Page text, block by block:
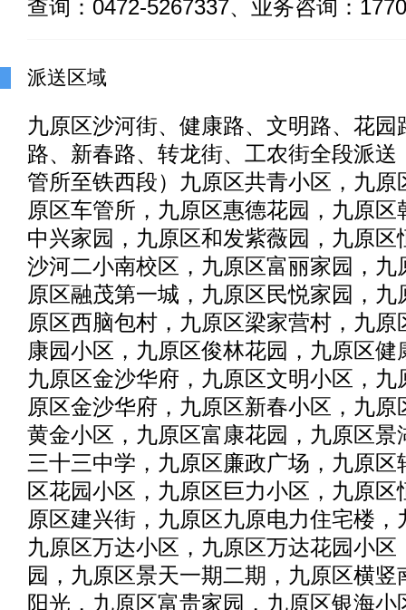
查询：0472-5267337、业务咨询：
派送区域
九原区沙河街、健康路、文明路、花园
路、新春路、转龙街、工农街全段派送
管所至铁西段）九原区共青小区，九原
原区车管所，九原区惠德花园，九原
中兴家园，九原区和发紫薇园，九原区
沙河二小南校区，九原区富丽家园，九
原区融茂第一城，九原区民悦家园，
原区西脑包村，九原区梁家营村，九
康园小区，九原区俊林花园，九原区健
九原区金沙华府，九原区文明小区，九
原区金沙华府，九原区新春小区，九
黄金小区，九原区富康花园，九原区景
三十三中学，九原区廉政广场，九原区
区花园小区，九原区巨力小区，九原
原区建兴街，九原区九原电力住宅楼
九原区万达小区，九原区万达花园小区
园，九原区景天一期二期，九原区横
阳光，九原区富贵家园，九原区银海